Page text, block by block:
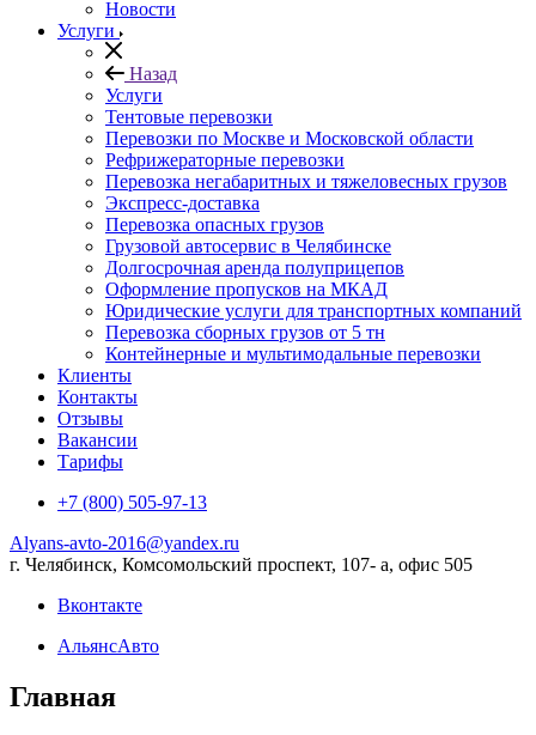
Новости
Услуги
Назад
Услуги
Тентовые перевозки
Перевозки по Москве и Московской области
Рефрижераторные перевозки
Перевозка негабаритных и тяжеловесных грузов
Экспресс-доставка
Перевозка опасных грузов
Грузовой автосервис в Челябинске
Долгосрочная аренда полуприцепов
Оформление пропусков на МКАД
Юридические услуги для транспортных компаний
Перевозка сборных грузов от 5 тн
Контейнерные и мультимодальные перевозки
Клиенты
Контакты
Отзывы
Вакансии
Тарифы
+7 (800) 505-97-13
Alyans-avto-2016@yandex.ru
г. Челябинск, Комсомольский проспект, 107- а, офис 505
Вконтакте
АльянсАвто
Главная